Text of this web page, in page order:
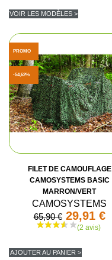
VOIR LES MODÈLES >
FILET DE CAMOUFLAGE
CAMOSYSTEMS BASIC
MARRON/VERT
CAMOSYSTEMS
65,90 € 29,91 €
AJOUTER AU PANIER >
PROMO
-54,62%